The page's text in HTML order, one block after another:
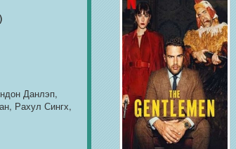
Данлэп,
Рахул Сингх,